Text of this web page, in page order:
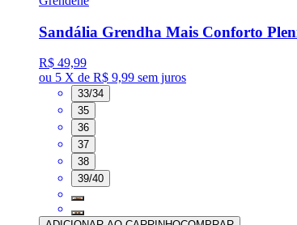
Sandália Grendha Mais Conforto
R$ 49,99
ou 5 X de R$ 9,99 sem juros
33/34
35
36
37
38
39/40